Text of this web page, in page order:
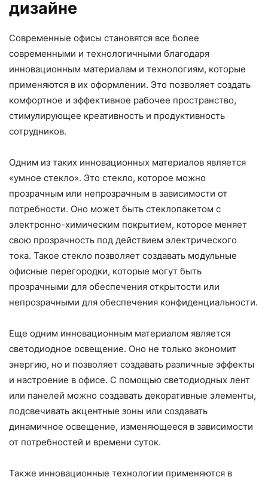
дизайне
Современные офисы становятся все более
современными и технологичными благодаря
инновационным материалам и технологиям, которые
применяются в их оформлении. Это позволяет создать
комфортное и эффективное рабочее пространство,
стимулирующее креативность и продуктивность
сотрудников.
Одним из таких инновационных материалов является
«умное стекло». Это стекло, которое можно
прозрачным или непрозрачным в зависимости от
потребности. Оно может быть стеклопакетом с
электронно-химическим покрытием, которое меняет
свою прозрачность под действием электрического
тока. Такое стекло позволяет создавать модульные
офисные перегородки, которые могут быть
прозрачными для обеспечения открытости или
непрозрачными для обеспечения конфиденциальности.
Еще одним инновационным материалом является
светодиодное освещение. Оно не только экономит
энергию, но и позволяет создавать различные эффекты
и настроение в офисе. С помощью светодиодных лент
или панелей можно создавать декоративные элементы,
подсвечивать акцентные зоны или создавать
динамичное освещение, изменяющееся в зависимости
от потребностей и времени суток.
Также инновационные технологии применяются в